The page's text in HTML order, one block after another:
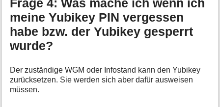
Frage 4: Was mache ich wenn ich
meine Yubikey PIN vergessen
habe bzw. der Yubikey gesperrt
wurde?
Der zuständige WGM oder Infostand kann den Yubikey
zurücksetzen. Sie werden sich aber dafür ausweisen
müssen.